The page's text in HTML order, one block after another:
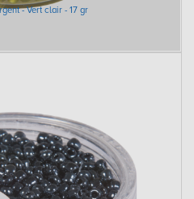
- Vert clair - 17 gr